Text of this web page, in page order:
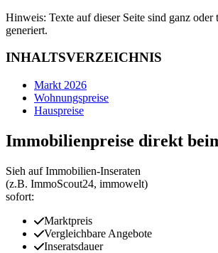
Hinweis: Texte auf dieser Seite sind ganz
generiert.
INHALTSVERZEICHNIS
Markt 2026
Wohnungspreise
Hauspreise
Immobilienpreise direkt
Sieh auf Immobilien‑Inseraten
(z.B. ImmoScout24, immowelt)
sofort:
Marktpreis
Vergleichbare Angebote
Inseratsdauer